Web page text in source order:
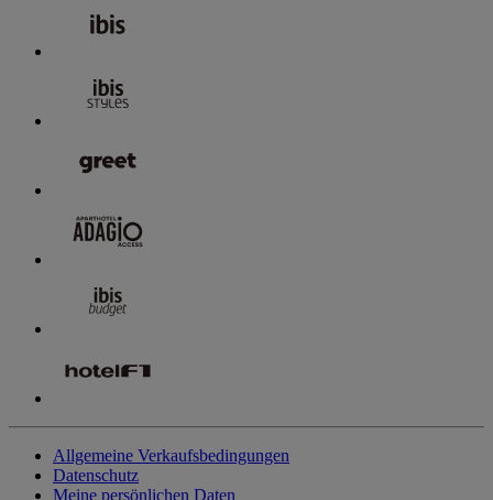
Allgemeine Verkaufsbedingungen
Datenschutz
Meine persönlichen Daten